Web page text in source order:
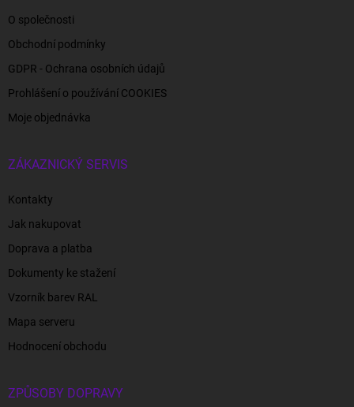
O společnosti
Obchodní podmínky
GDPR - Ochrana osobních údajů
Prohlášení o používání COOKIES
Moje objednávka
ZÁKAZNICKÝ SERVIS
Kontakty
Jak nakupovat
Doprava a platba
Dokumenty ke stažení
Vzorník barev RAL
Mapa serveru
Hodnocení obchodu
ZPŮSOBY DOPRAVY